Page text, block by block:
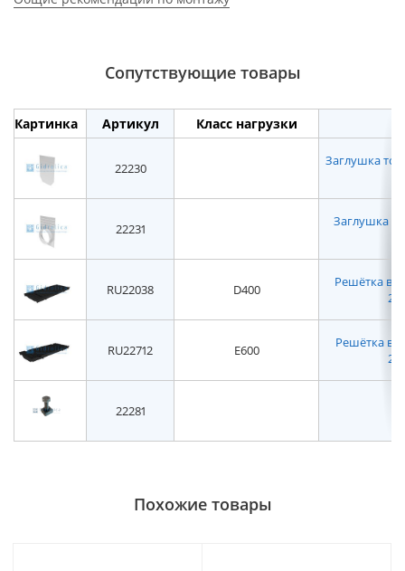
Сопутствующие товары
Картинка Артикул Класс нагрузки
22230 Заглушка
22231 Заглушка
RU22038 D400
Решётка
RU22712 E600
Решётка
22281
Похожие товары